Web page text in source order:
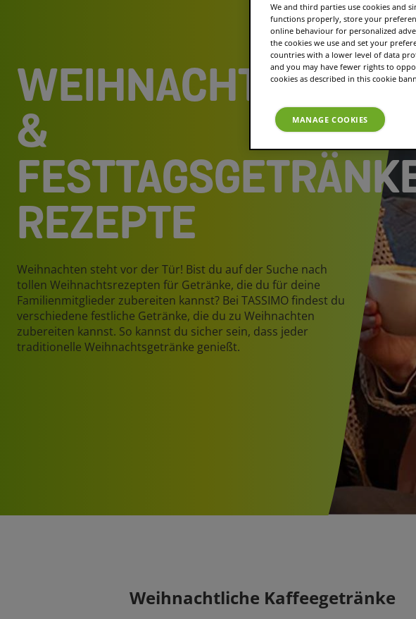
&
REZEPTE
Weihnachten steht vor der Tür! Bist du auf der Suche nach
tollen Weihnachtsrezepten für Getränke, die du für deine
Familienmitglieder zubereiten kannst? Bei TASSIMO findest du
verschiedene festliche Getränke, die du zu Weihnachten
zubereiten kannst. So kannst du sicher sein, dass jeder
traditionelle Weihnachtsgetränke genießt.
Weihnachtliche Kaffeegetränke
We and third parties use cookies and
functions properly, store your
online behaviour for personalized
the cookies we use and set your
countries with a lower level of data
and you may have fewer rights to
cookies as described in this cookie
MANAGE COOKIES